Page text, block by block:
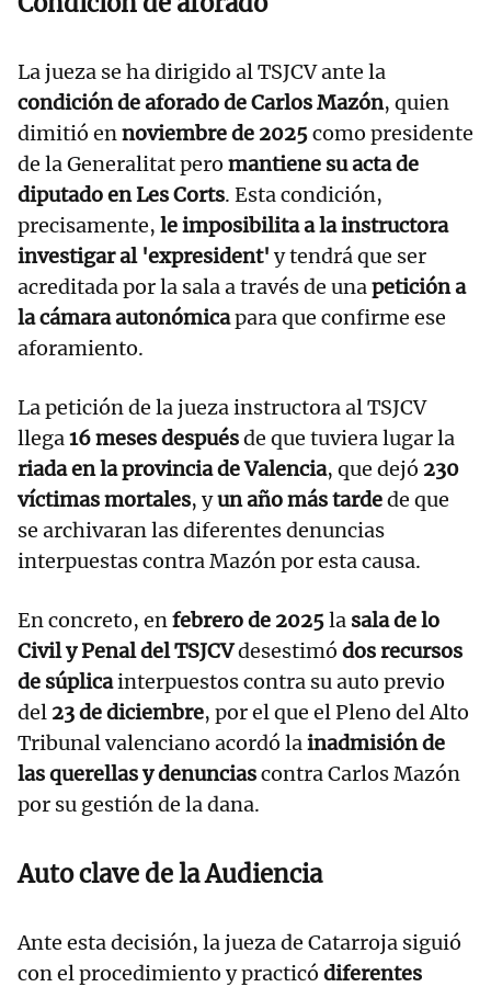
La jueza se ha dirigido al TSJCV ante la
condición de aforado de Carlos Mazón, quien
dimitió ennoviembre de 2025como presidente
de la Generalitat pero mantiene su acta de
diputado en Les Corts. Esta condición,
precisamente, le imposibilita a la instructora
investigar al 'expresident' y tendrá que ser
acreditada por la sala a través de unapetición a
la cámara autonómicapara que confirme ese
aforamiento.
La petición de la jueza instructora al TSJCV
llega16 meses despuésde que tuviera lugar la
riada en la provincia de Valencia, que dejó 230
víctimas mortales, yun año más tardede que
se archivaran las diferentes denuncias
interpuestas contra Mazón por esta causa.
En concreto, enfebrero de 2025la sala de lo
Civil y Penal del TSJCVdesestimó dos recursos
de súplicainterpuestos contra su auto previo
del 23 de diciembre, por el que el Pleno del Alto
Tribunal valenciano acordó lainadmisión de
las querellas y denunciascontra Carlos Mazón
por su gestión de la dana.
Auto clave de la Audiencia
Ante esta decisión, la jueza de Catarroja siguió
con el procedimiento y practicó diferentes